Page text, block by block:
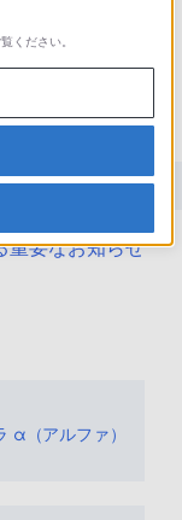
Q&A
重要なお知らせ
α（アルファ）
ください。